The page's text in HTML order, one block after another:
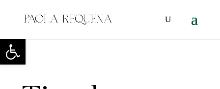
Abrir barra de herramientas